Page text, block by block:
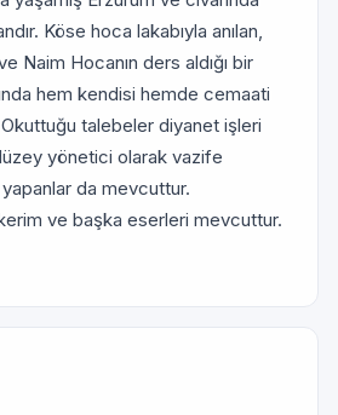
Köse hoca lakabıyla anılan,
Naim Hocanın ders aldığı bir
hem kendisi hemde cemaati
Okuttuğu talebeler diyanet işleri
yönetici olarak vazife
da mevcuttur.
kerim ve başka eserleri mevcuttur.